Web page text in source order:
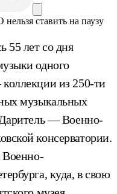
нельзя ставить на паузу
55 лет со дня
одного
из 250-ти
музыкальных
Даритель — Военно-
консерватории.
Военно-
куда, в свою